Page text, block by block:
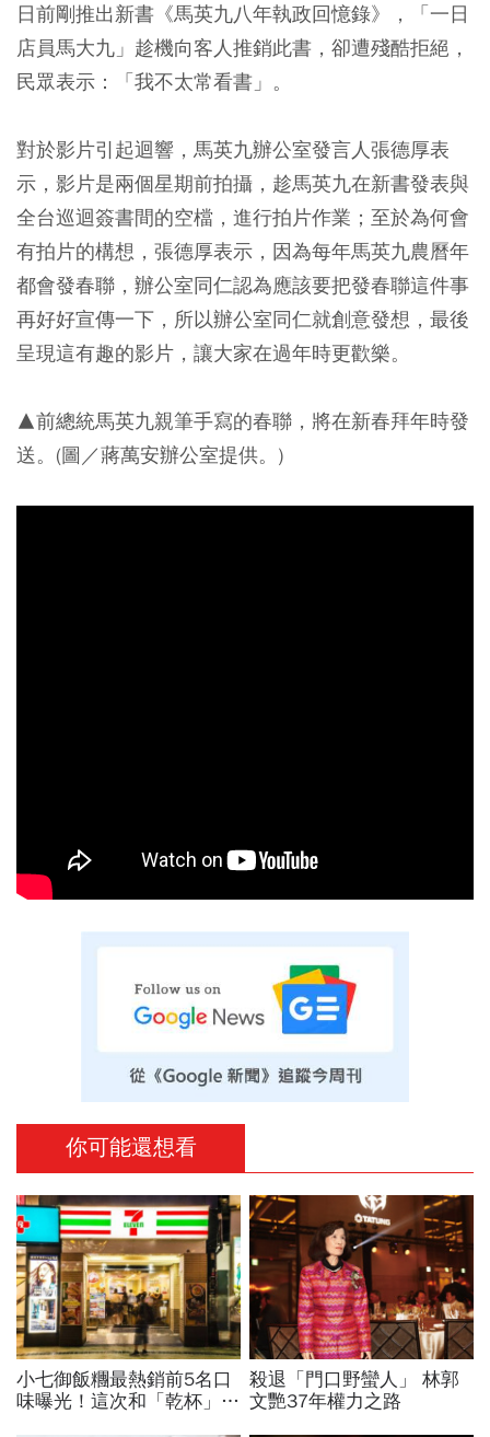
日前剛推出新書《馬英九八年執政回憶錄》，「一日
店員馬大九」趁機向客人推銷此書，卻遭殘酷拒絕，
民眾表示：「我不太常看書」。
對於影片引起迴響，馬英九辦公室發言人張德厚表
示，影片是兩個星期前拍攝，趁馬英九在新書發表與
全台巡迴簽書間的空檔，進行拍片作業；至於為何會
有拍片的構想，張德厚表示，因為每年馬英九農曆年
都會發春聯，辦公室同仁認為應該要把發春聯這件事
再好好宣傳一下，所以辦公室同仁就創意發想，最後
呈現這有趣的影片，讓大家在過年時更歡樂。
▲前總統馬英九親筆手寫的春聯，將在新春拜年時發
送。(圖／蔣萬安辦公室提供。)
你可能還想看
小七御飯糰最熱銷前5名口
味曝光！這次和「乾杯」跨
殺退「門口野蠻人」 林郭
文艷37年權力之路